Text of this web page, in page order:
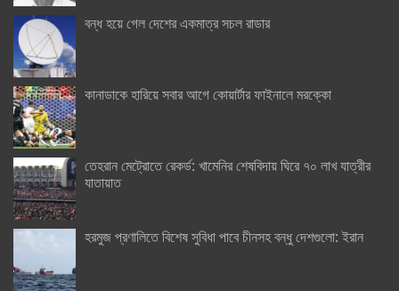
বন্ধ হয়ে গেল দেশের একমাত্র সচল রাডার
কানাডাকে হারিয়ে সবার আগে কোয়ার্টার ফাইনালে মরক্কো
তেহরান মেট্রোতে রেকর্ড: খামেনির শেষবিদায় ঘিরে ৭০ লাখ যাত্রীর
যাতায়াত
হরমুজ প্রণালিতে বিশেষ সুবিধা পাবে চীনসহ বন্ধু দেশগুলো: ইরান